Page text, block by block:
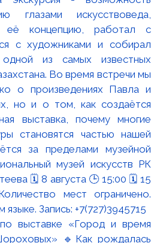
выставке «Город и время
🔹Как рождалась